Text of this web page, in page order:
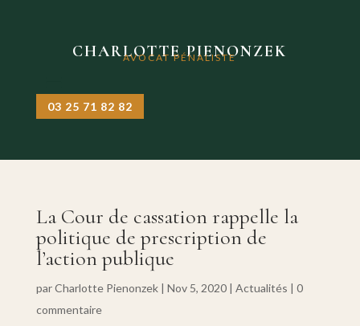
CHARLOTTE PIENONZEK
AVOCAT PÉNALISTE
03 25 71 82 82
La Cour de cassation rappelle la
politique de prescription de
l’action publique
parCharlotte Pienonzek| Nov 5, 2020| Actualités | 0
commentaire